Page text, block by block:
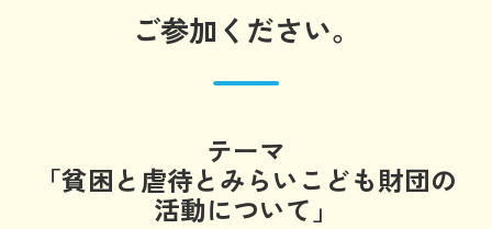
ご参加ください。
テーマ
「貧困と虐待とみらいこども財団の
活動について」